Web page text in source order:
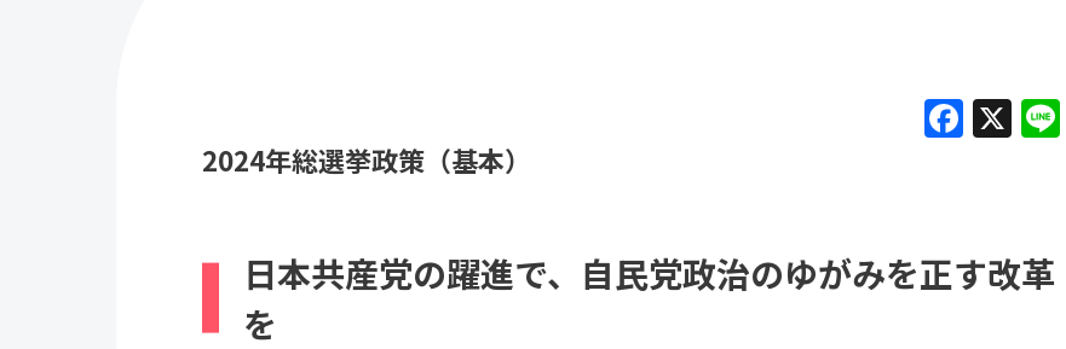
F
a
b
X
2024年総選挙政策（基本）
日本共産党の躍進で、自民党政治のゆがみを正す改革
を